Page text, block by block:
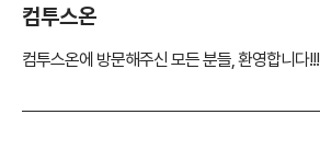
컴투스온
컴투스온에 방문해주신 모든 분들, 환영합니다!!!